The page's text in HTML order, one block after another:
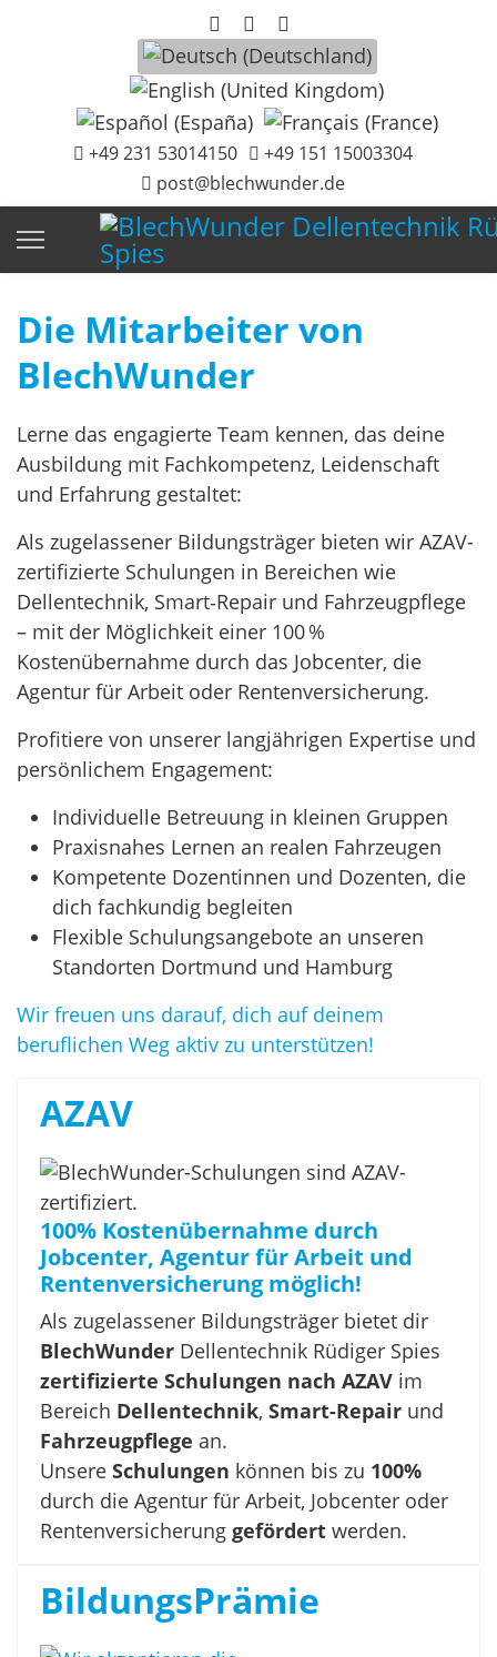
Sprache auswählen
+49 231 53014150
+49 151 15003304
post@blechwunder.de
Die Mitarbeiter von
BlechWunder
Lerne das engagierte Team kennen, das deine
Ausbildung mit Fachkompetenz, Leidenschaft
und Erfahrung gestaltet:
Als zugelassener Bildungsträger bieten wir AZAV-
zertifizierte Schulungen in Bereichen wie
Dellentechnik, Smart‑Repair und Fahrzeugpflege
– mit der Möglichkeit einer 100 %
Kostenübernahme durch das Jobcenter, die
Agentur für Arbeit oder Rentenversicherung.
Profitiere von unserer langjährigen Expertise und
persönlichem Engagement:
Individuelle Betreuung in kleinen Gruppen
Praxisnahes Lernen an realen Fahrzeugen
Kompetente Dozentinnen und Dozenten, die
dich fachkundig begleiten
Flexible Schulungsangebote an unseren
Standorten Dortmund und Hamburg
Wir freuen uns darauf, dich auf deinem
beruflichen Weg aktiv zu unterstützen!
AZAV
100% Kostenübernahme durch
Jobcenter, Agentur für Arbeit und
Rentenversicherung möglich!
Als zugelassener Bildungsträger bietet dir
BlechWunder Dellentechnik Rüdiger Spies
zertifizierte Schulungen nach AZAV im
Bereich Dellentechnik, Smart-Repair und
Fahrzeugpflege an.
Unsere Schulungen können bis zu 100%
durch die Agentur für Arbeit, Jobcenter oder
Rentenversicherung gefördert werden.
BildungsPrämie